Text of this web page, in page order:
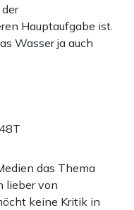
Hauptaufgabe ist.
Wasser ja auch
das Thema
lieber von
keine Kritik in